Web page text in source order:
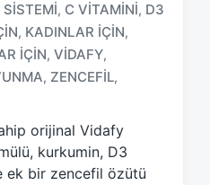
SISTEMI, C VITAMINI, D3
, KADINLAR IÇIN,
IÇIN, VIDAFY,
, ZENCEFIL,
orijinal Vidafy
kurkumin, D3
ek bir zencefil özütü